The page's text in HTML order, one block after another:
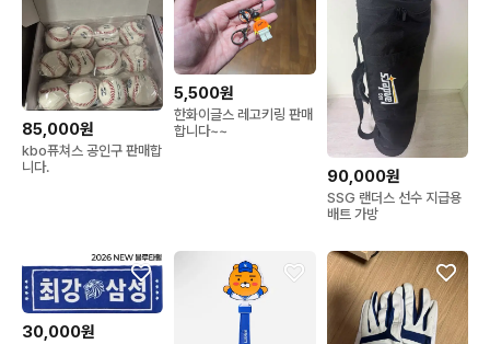
85,000원
kbo퓨쳐스 공인구 판매합
니다.
5,500원
한화이글스 레고키링 판매
합니다~~
90,000원
SSG 랜더스 선수 지급용
배트 가방
30,000원